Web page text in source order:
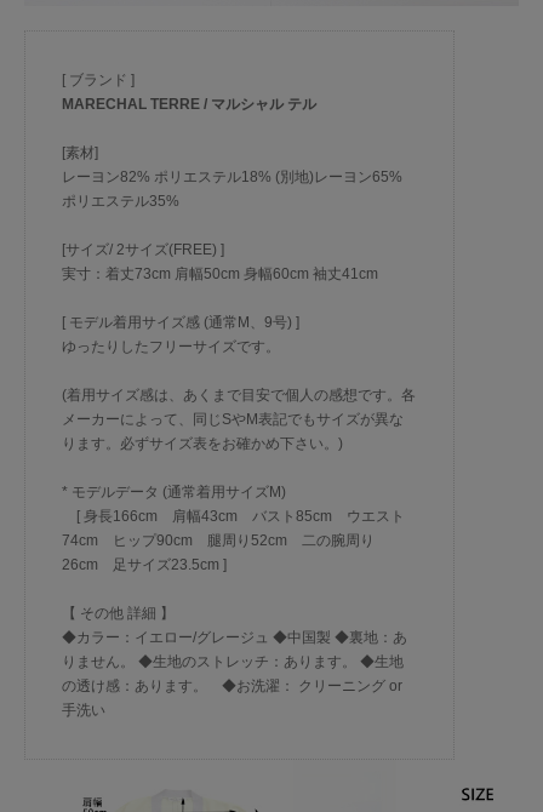
[ ブランド ]
MARECHAL TERRE / マルシャル テル
[素材]
レーヨン82% ポリエステル18% (別地)レーヨン65%
ポリエステル35%
[サイズ/ 2サイズ(FREE) ]
実寸：着丈73cm 肩幅50cm 身幅60cm 袖丈41cm
[ モデル着用サイズ感 (通常M、9号) ]
ゆったりしたフリーサイズです。
(着用サイズ感は、あくまで目安で個人の感想です。各
メーカーによって、同じSやM表記でもサイズが異な
ります。必ずサイズ表をお確かめ下さい。)
* モデルデータ (通常着用サイズM)
[ 身長166cm 肩幅43cm バスト85cm ウエスト
74cm ヒップ90cm 腿周り52cm 二の腕周り
26cm 足サイズ23.5cm ]
【 その他 詳細 】
◆カラー：イエロー/グレージュ ◆中国製 ◆裏地：あ
りません。 ◆生地のストレッチ：あります。 ◆生地
の透け感：あります。 ◆お洗濯： クリーニング or
手洗い